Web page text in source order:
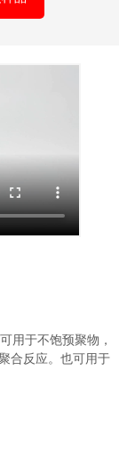
用于不饱预聚物，
合反应。也可用于